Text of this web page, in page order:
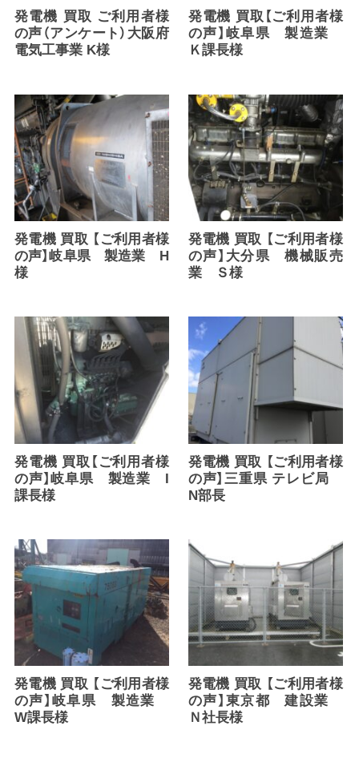
発電機 買取 ご利用者様
の声（アンケート）大阪府
電気工事業 K様
発電機 買取【ご利用者様
の声】岐阜県 製造業
Ｋ課長様
発電機 買取 【ご利用者様
の声】岐阜県 製造業 H
様
発電機 買取 【ご利用者様
の声】大分県 機械販売
業 Ｓ様
発電機 買取【ご利用者様
の声】岐阜県 製造業 I
課長様
発電機 買取 【ご利用者様
の声】三重県 テレビ局
N部長
発電機 買取 【ご利用者様
の声】岐阜県 製造業
W課長様
発電機 買取 【ご利用者様
の声】東京都 建設業
Ｎ社長様